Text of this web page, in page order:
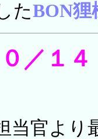
たBON狸
０／１
当官より